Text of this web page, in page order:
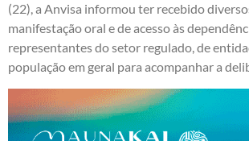
(22), a Anvisa informou ter recebido
manifestação oral e de acesso às
representantes do setor regulado, de
população em geral para acompanhar a